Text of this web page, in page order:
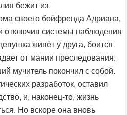
бежит из
своего бойфренда Адриана,
отключив системы наблюдения
живёт у друга, боится
от мании преследования,
мучитель покончил с собой.
разработок, оставил
и, наконец-то, жизнь
Но вскоре она вновь